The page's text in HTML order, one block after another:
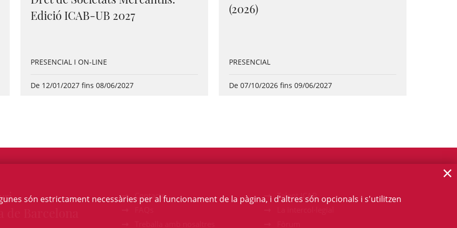
Edició ICAB-UB 2027
PRESENCIAL I ON-LINE
De 12/01/2027 fins 08/06/2027
(2026)
PRESENCIAL
De 07/10/2026 fins 09/06/2027
Contacte
Talent ICAB
són estrictament necessàries per al funcionament de la pàgina, i d'altres són opcionals i s'utilitzen
×